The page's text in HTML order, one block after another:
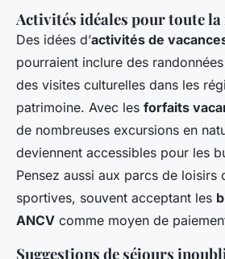
Activités idéales pour toute
Des idées d’activités de
pourraient inclure des
des visites culturelles dans les
patrimoine. Avec les forfaits
de nombreuses excursions en
deviennent accessibles pour les
Pensez aussi aux parcs de loisirs
sportives, souvent acceptant les
ANCV comme moyen de
Suggestions de séjours